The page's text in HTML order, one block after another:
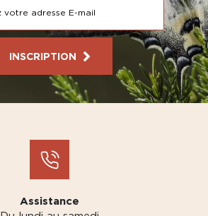
INSCRIPTION
Assistance